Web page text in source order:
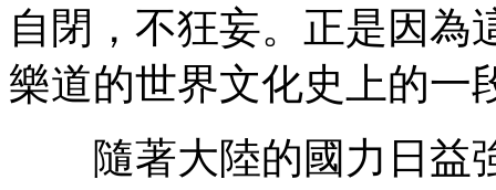
自閉，不狂妄。正是因為
樂道的世界文化史上的一
隨著大陸的國力日益